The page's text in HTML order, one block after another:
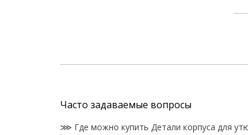
Часто задаваемые вопросы
⋙ Где можно купить Детали корпуса для